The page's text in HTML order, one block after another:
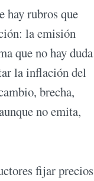
hay rubros que
la emisión
que no hay duda
la inflación del
brecha,
no emita,
fijar precios